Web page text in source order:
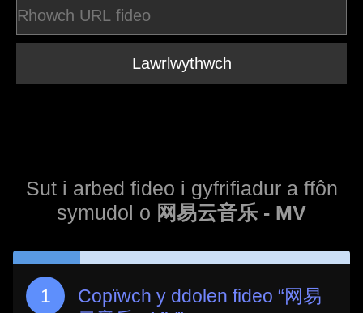
Lawrlwythwch
Sut i arbed fideo i gyfrifiadur a ffôn
symudol o 网易云音乐 - MV
Copïwch y ddolen fideo “网易